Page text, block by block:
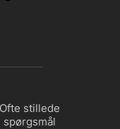
Ofte stillede
spørgsmål